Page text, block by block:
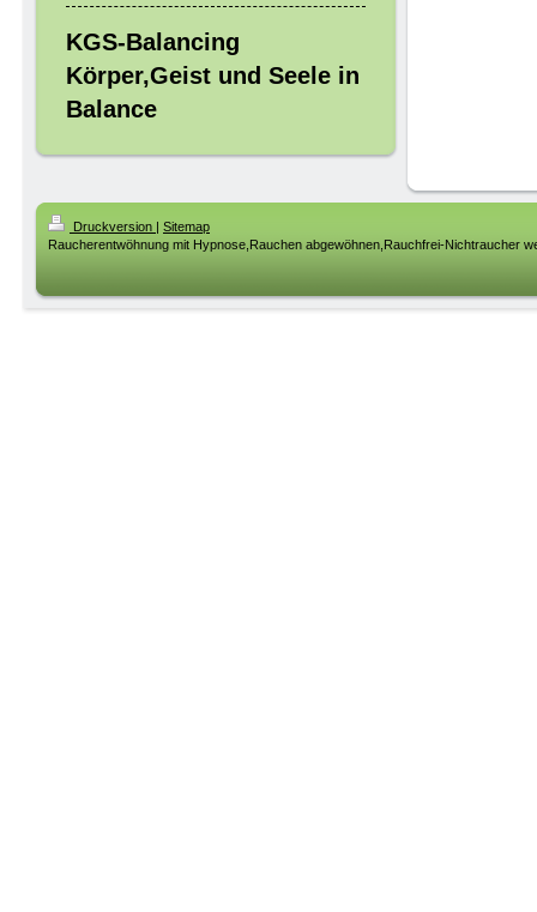
KGS-Balancing
Körper,Geist und Seele in
Balance
Druckversion | Sitemap
Raucherentwöhnung mit Hypnose,Rauchen abgewöhnen,Rauchfrei-Nichtraucher